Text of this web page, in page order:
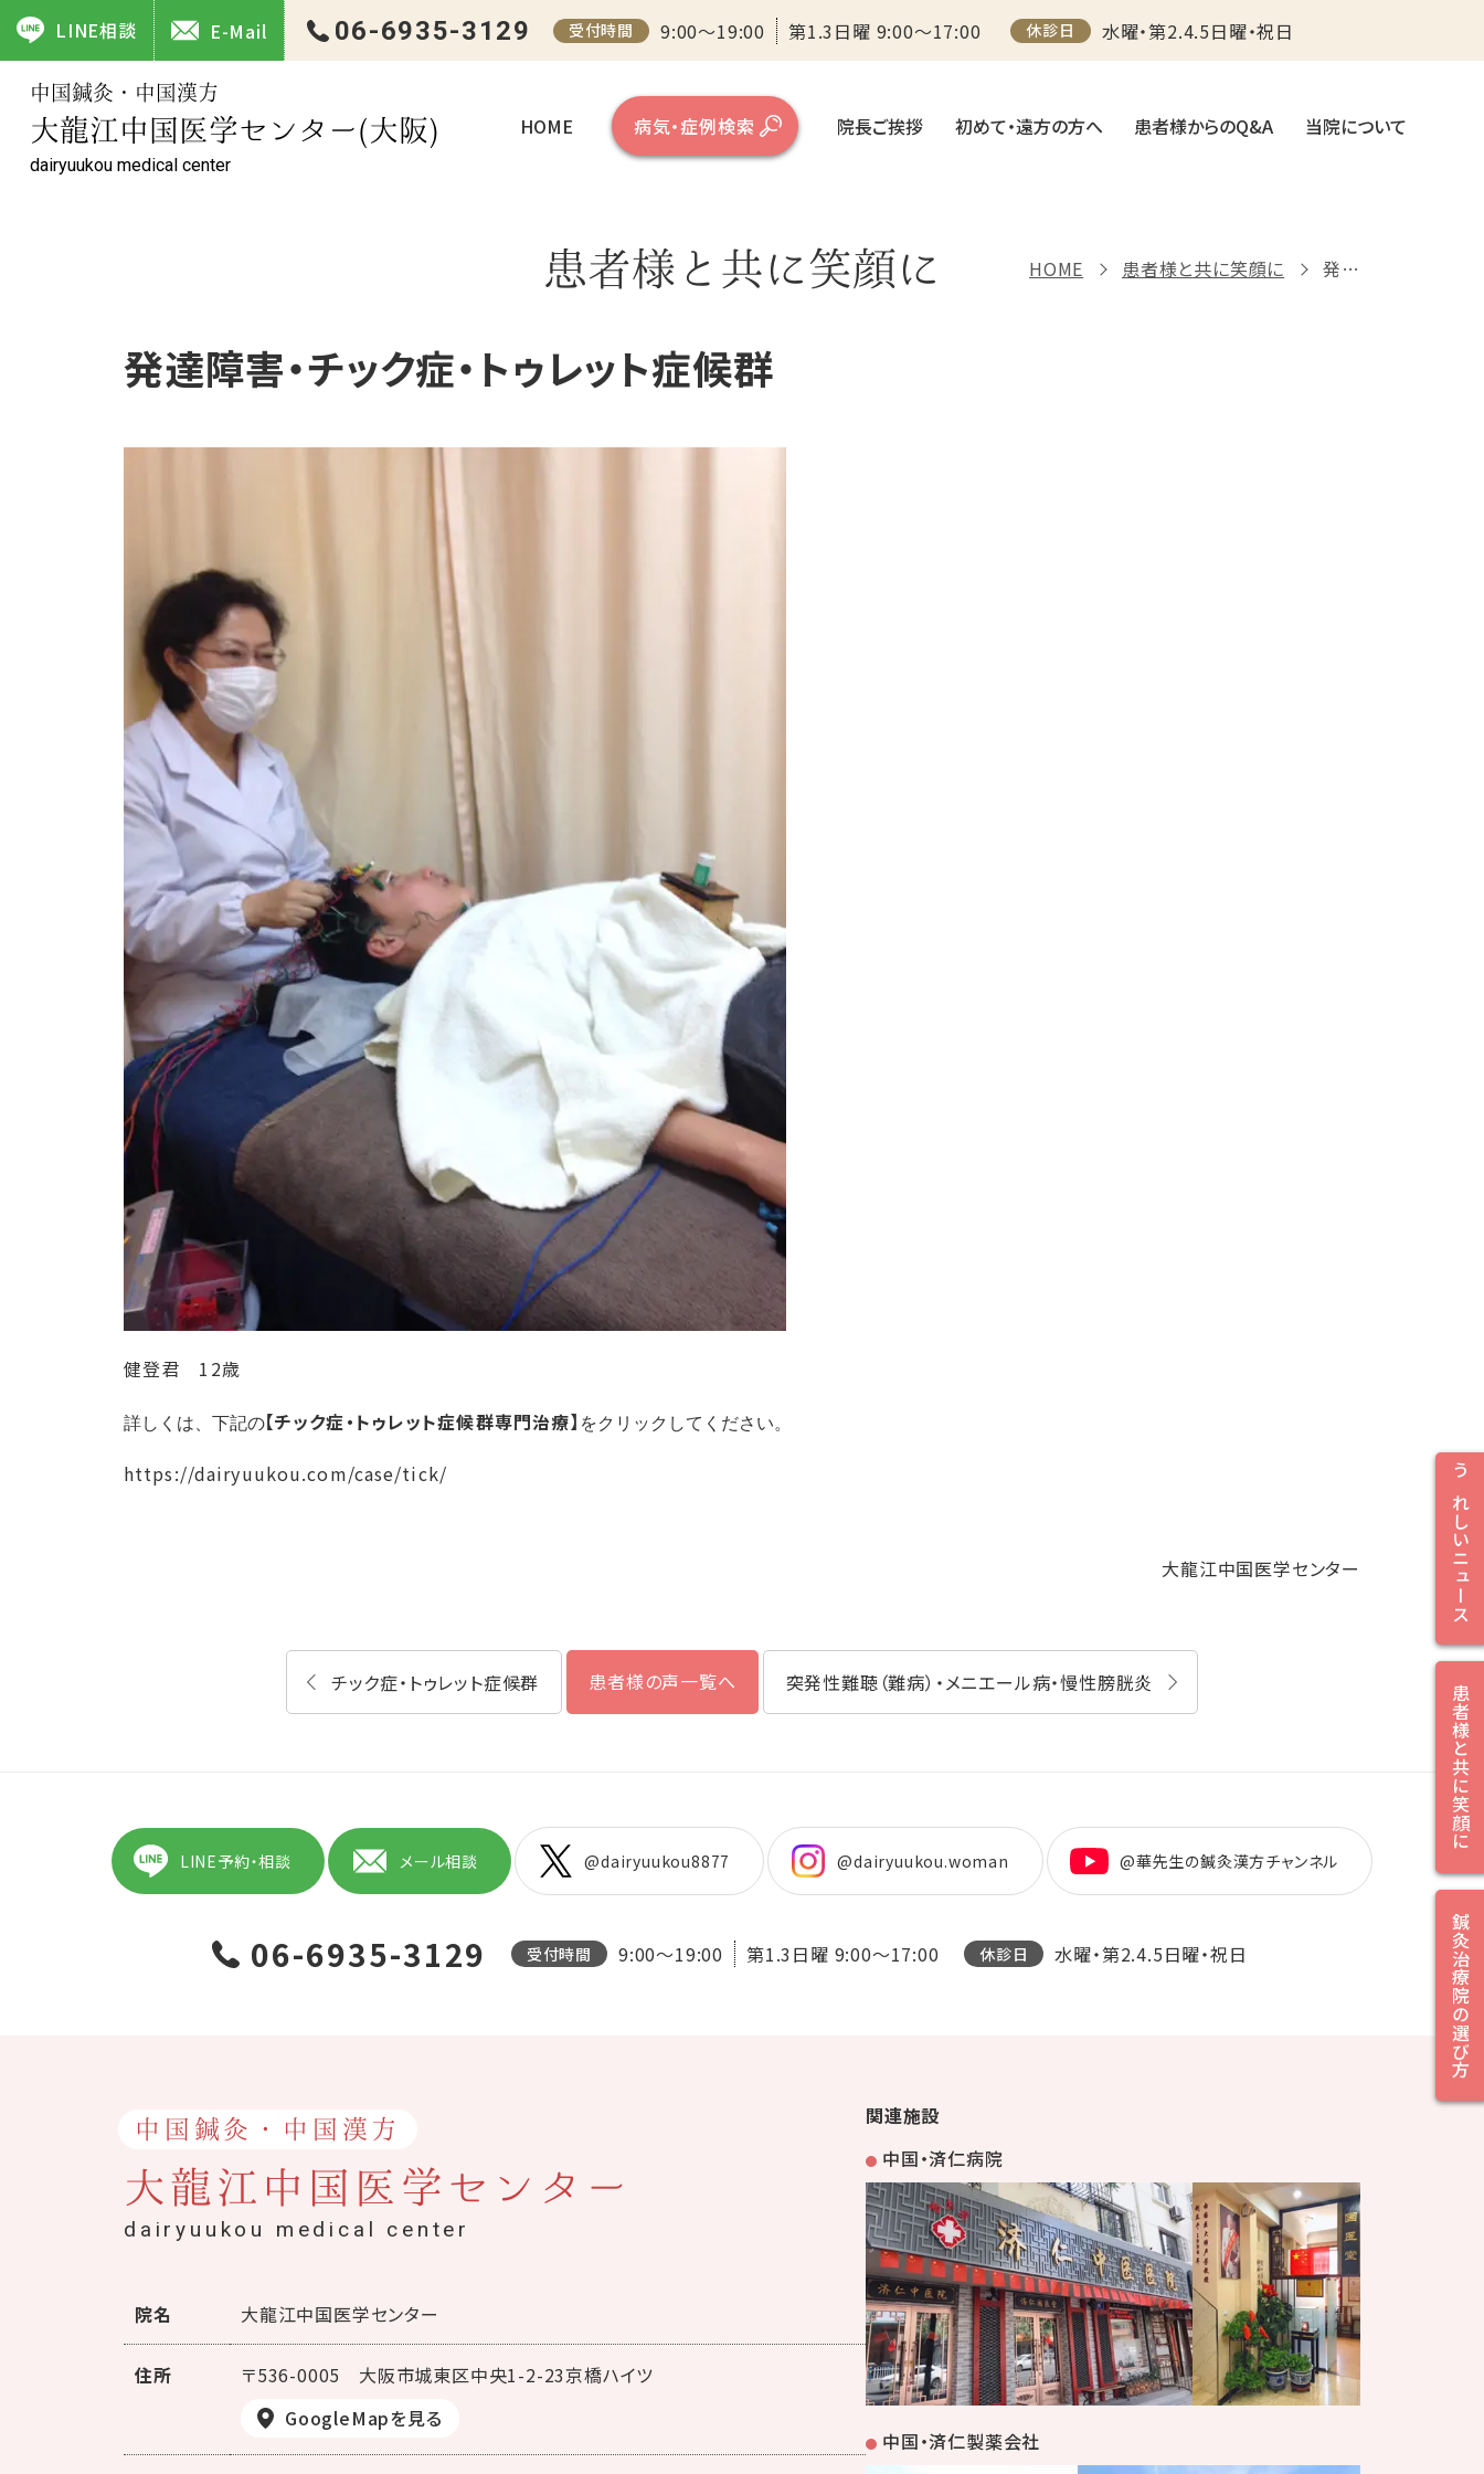
発達障害・チック症・トゥレット症候群 ｜大龍江中国医学センター（大阪）
LINE相談 E-Mail 06-6935-3129 受付時間 9:00～19:00 第1.3日曜 9:00～17:00 休診日 水曜・第2.4.5日曜・祝日
中国鍼灸・中国漢方
大龍江中国医学センター(大阪)
dairyuukou medical center
HOME 病気・症例検索 院長ご挨拶 初めて・遠方の方へ 患者様からのQ&A 当院について
うれしいニュース
患者様と共に笑顔に
鍼灸治療院の選び方
HOME 患者様と共に笑顔に 発達障害・チック症・トゥレット症候群
患者様と共に笑顔に
発達障害・チック症・トゥレット症候群
健登君 12歳
詳しくは、下記の【チック症・トゥレット症候群専門治療】 をクリックしてください。
https://dairyuukou.com/case/tick/
大龍江中国医学センター
患者様の声一覧へ
チック症・トゥレット症候群 突発性難聴（難病）・メニエール病・慢性膀胱炎
LINE予約・相談 メール相談 @dairyuukou8877 @dairyuukou.woman @華先生の鍼灸漢方チャンネル
06-6935-3129 受付時間 9:00～19:00 第1.3日曜 9:00～17:00 休診日 水曜・第2.4.5日曜・祝日
中国鍼灸・中国漢方
大龍江中国医学センター
dairyuukou medical center
院名 大龍江中国医学センター
住所 〒536-0005 大阪市城東区中央1-2-23京橋ハイツ
GoogleMapを見る
関連施設
中国・済仁病院
中国・済仁製薬会社